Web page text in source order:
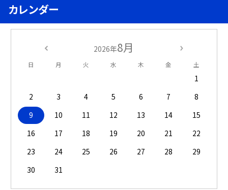
カレンダー
2026年8月
日 月 火 水 木 金 土
1
2
3 4 5 6 7
8
9
10 11 12 13 14
15
16
17 18 19 20 21
22
23
24 25 26 27 28
29
30
31